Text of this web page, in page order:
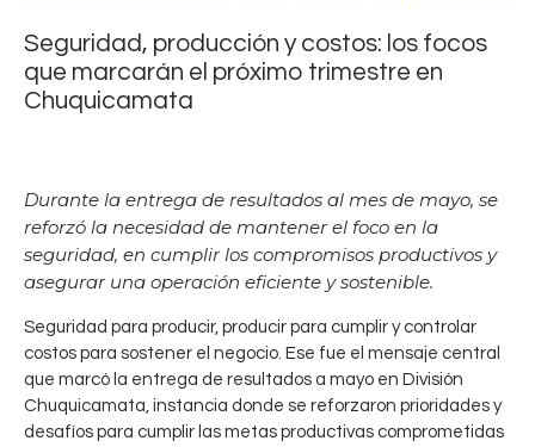
Seguridad, producción y costos: los focos
que marcarán el próximo trimestre en
Chuquicamata
Durante la entrega de resultados al mes de mayo, se
reforzó la necesidad de mantener el foco en la
seguridad, en cumplir los compromisos productivos y
asegurar una operación eficiente y sostenible.
Seguridad para producir, producir para cumplir y controlar
costos para sostener el negocio. Ese fue el mensaje central
que marcó la entrega de resultados a mayo en División
Chuquicamata, instancia donde se reforzaron prioridades y
desafíos para cumplir las metas productivas comprometidas